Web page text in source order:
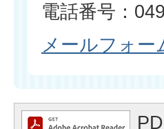
電話番号：
メールフォ